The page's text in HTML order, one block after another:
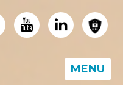
MENU